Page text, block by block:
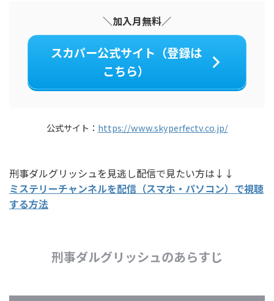
＼加入月無料／
スカパー公式サイト（登録は
こちら）
公式サイト： https://www.skyperfectv.co.jp/
刑事ダルグリッシュを見逃し配信で見たい方は↓↓
ミステリーチャンネルを配信（スマホ・パソコン）で視聴
する方法
刑事ダルグリッシュのあらすじ